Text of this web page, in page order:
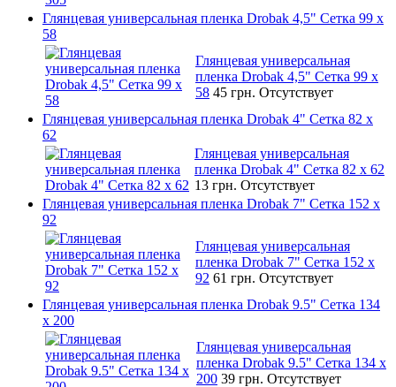
Глянцевая универсальная пленка Drobak 4,5" Сетка 99 x
58
Глянцевая универсальная
пленка Drobak 4,5" Сетка 99 x
58 45 грн. Отсутствует
Глянцевая универсальная пленка Drobak 4" Сетка 82 x
62
Глянцевая универсальная
пленка Drobak 4" Сетка 82 x 62
13 грн. Отсутствует
Глянцевая универсальная пленка Drobak 7" Сетка 152 x
92
Глянцевая универсальная
пленка Drobak 7" Сетка 152 x
92 61 грн. Отсутствует
Глянцевая универсальная пленка Drobak 9.5" Сетка 134
x 200
Глянцевая универсальная
пленка Drobak 9.5" Сетка 134 x
200 39 грн. Отсутствует